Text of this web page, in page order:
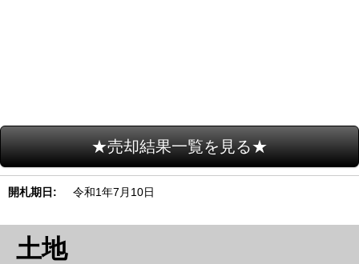
★売却結果一覧を見る★
開札期日 令和1年7月10日
土地